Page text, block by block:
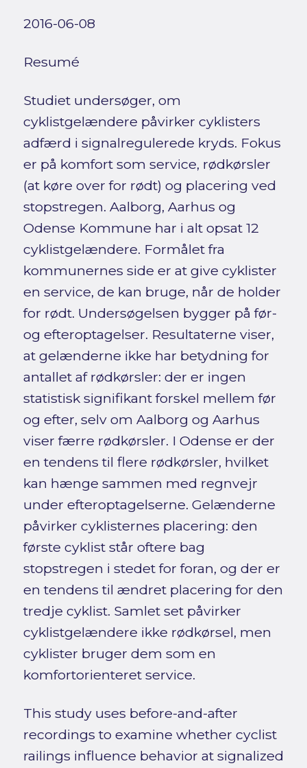
2016-06-08
Resumé
Studiet undersøger, om
cyklistgelændere påvirker cyklisters
adfærd i signalregulerede kryds. Fokus
er på komfort som service, rødkørsler
(at køre over for rødt) og placering ved
stopstregen. Aalborg, Aarhus og
Odense Kommune har i alt opsat 12
cyklistgelændere. Formålet fra
kommunernes side er at give cyklister
en service, de kan bruge, når de holder
for rødt. Undersøgelsen bygger på før-
og efteroptagelser. Resultaterne viser,
at gelænderne ikke har betydning for
antallet af rødkørsler: der er ingen
statistisk signifikant forskel mellem før
og efter, selv om Aalborg og Aarhus
viser færre rødkørsler. I Odense er der
en tendens til flere rødkørsler, hvilket
kan hænge sammen med regnvejr
under efteroptagelserne. Gelænderne
påvirker cyklisternes placering: den
første cyklist står oftere bag
stopstregen i stedet for foran, og der er
en tendens til ændret placering for den
tredje cyklist. Samlet set påvirker
cyklistgelændere ikke rødkørsel, men
cyklister bruger dem som en
komfortorienteret service.
This study uses before-and-after
recordings to examine whether cyclist
railings influence behavior at signalized